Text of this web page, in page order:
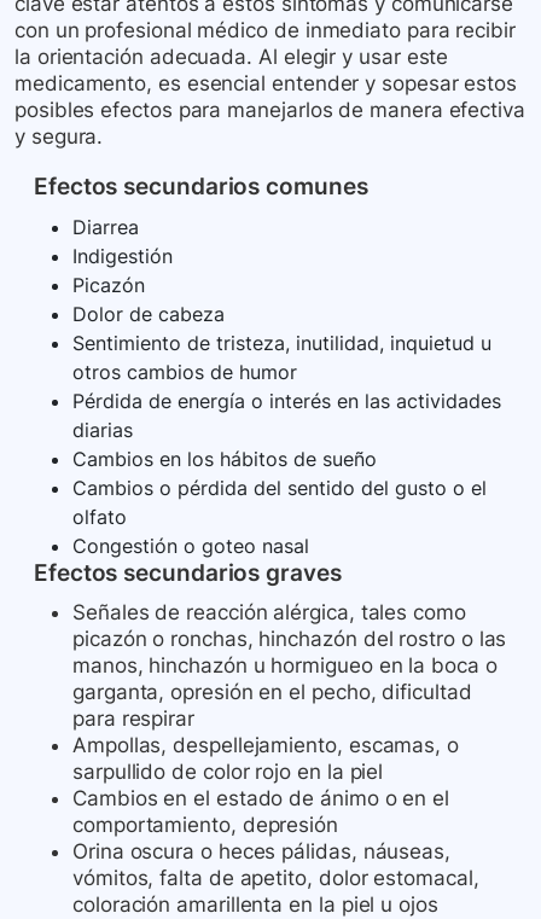
con un profesional médico de inmediato para recibir
la orientación adecuada. Al elegir y usar este
medicamento, es esencial entender y sopesar estos
posibles efectos para manejarlos de manera efectiva
y segura.
Efectos secundarios comunes
Diarrea
Indigestión
Picazón
Dolor de cabeza
Sentimiento de tristeza, inutilidad, inquietud u
otros cambios de humor
Pérdida de energía o interés en las actividades
diarias
Cambios en los hábitos de sueño
Cambios o pérdida del sentido del gusto o el
olfato
Congestión o goteo nasal
Efectos secundarios graves
Señales de reacción alérgica, tales como
picazón o ronchas, hinchazón del rostro o las
manos, hinchazón u hormigueo en la boca o
garganta, opresión en el pecho, dificultad
para respirar
Ampollas, despellejamiento, escamas, o
sarpullido de color rojo en la piel
Cambios en el estado de ánimo o en el
comportamiento, depresión
Orina oscura o heces pálidas, náuseas,
vómitos, falta de apetito, dolor estomacal,
coloración amarillenta en la piel u ojos